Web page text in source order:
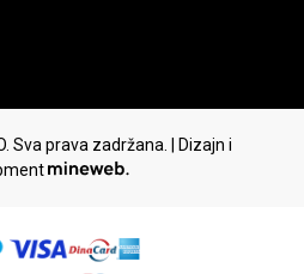
Sva prava zadržana. | Dizajn i